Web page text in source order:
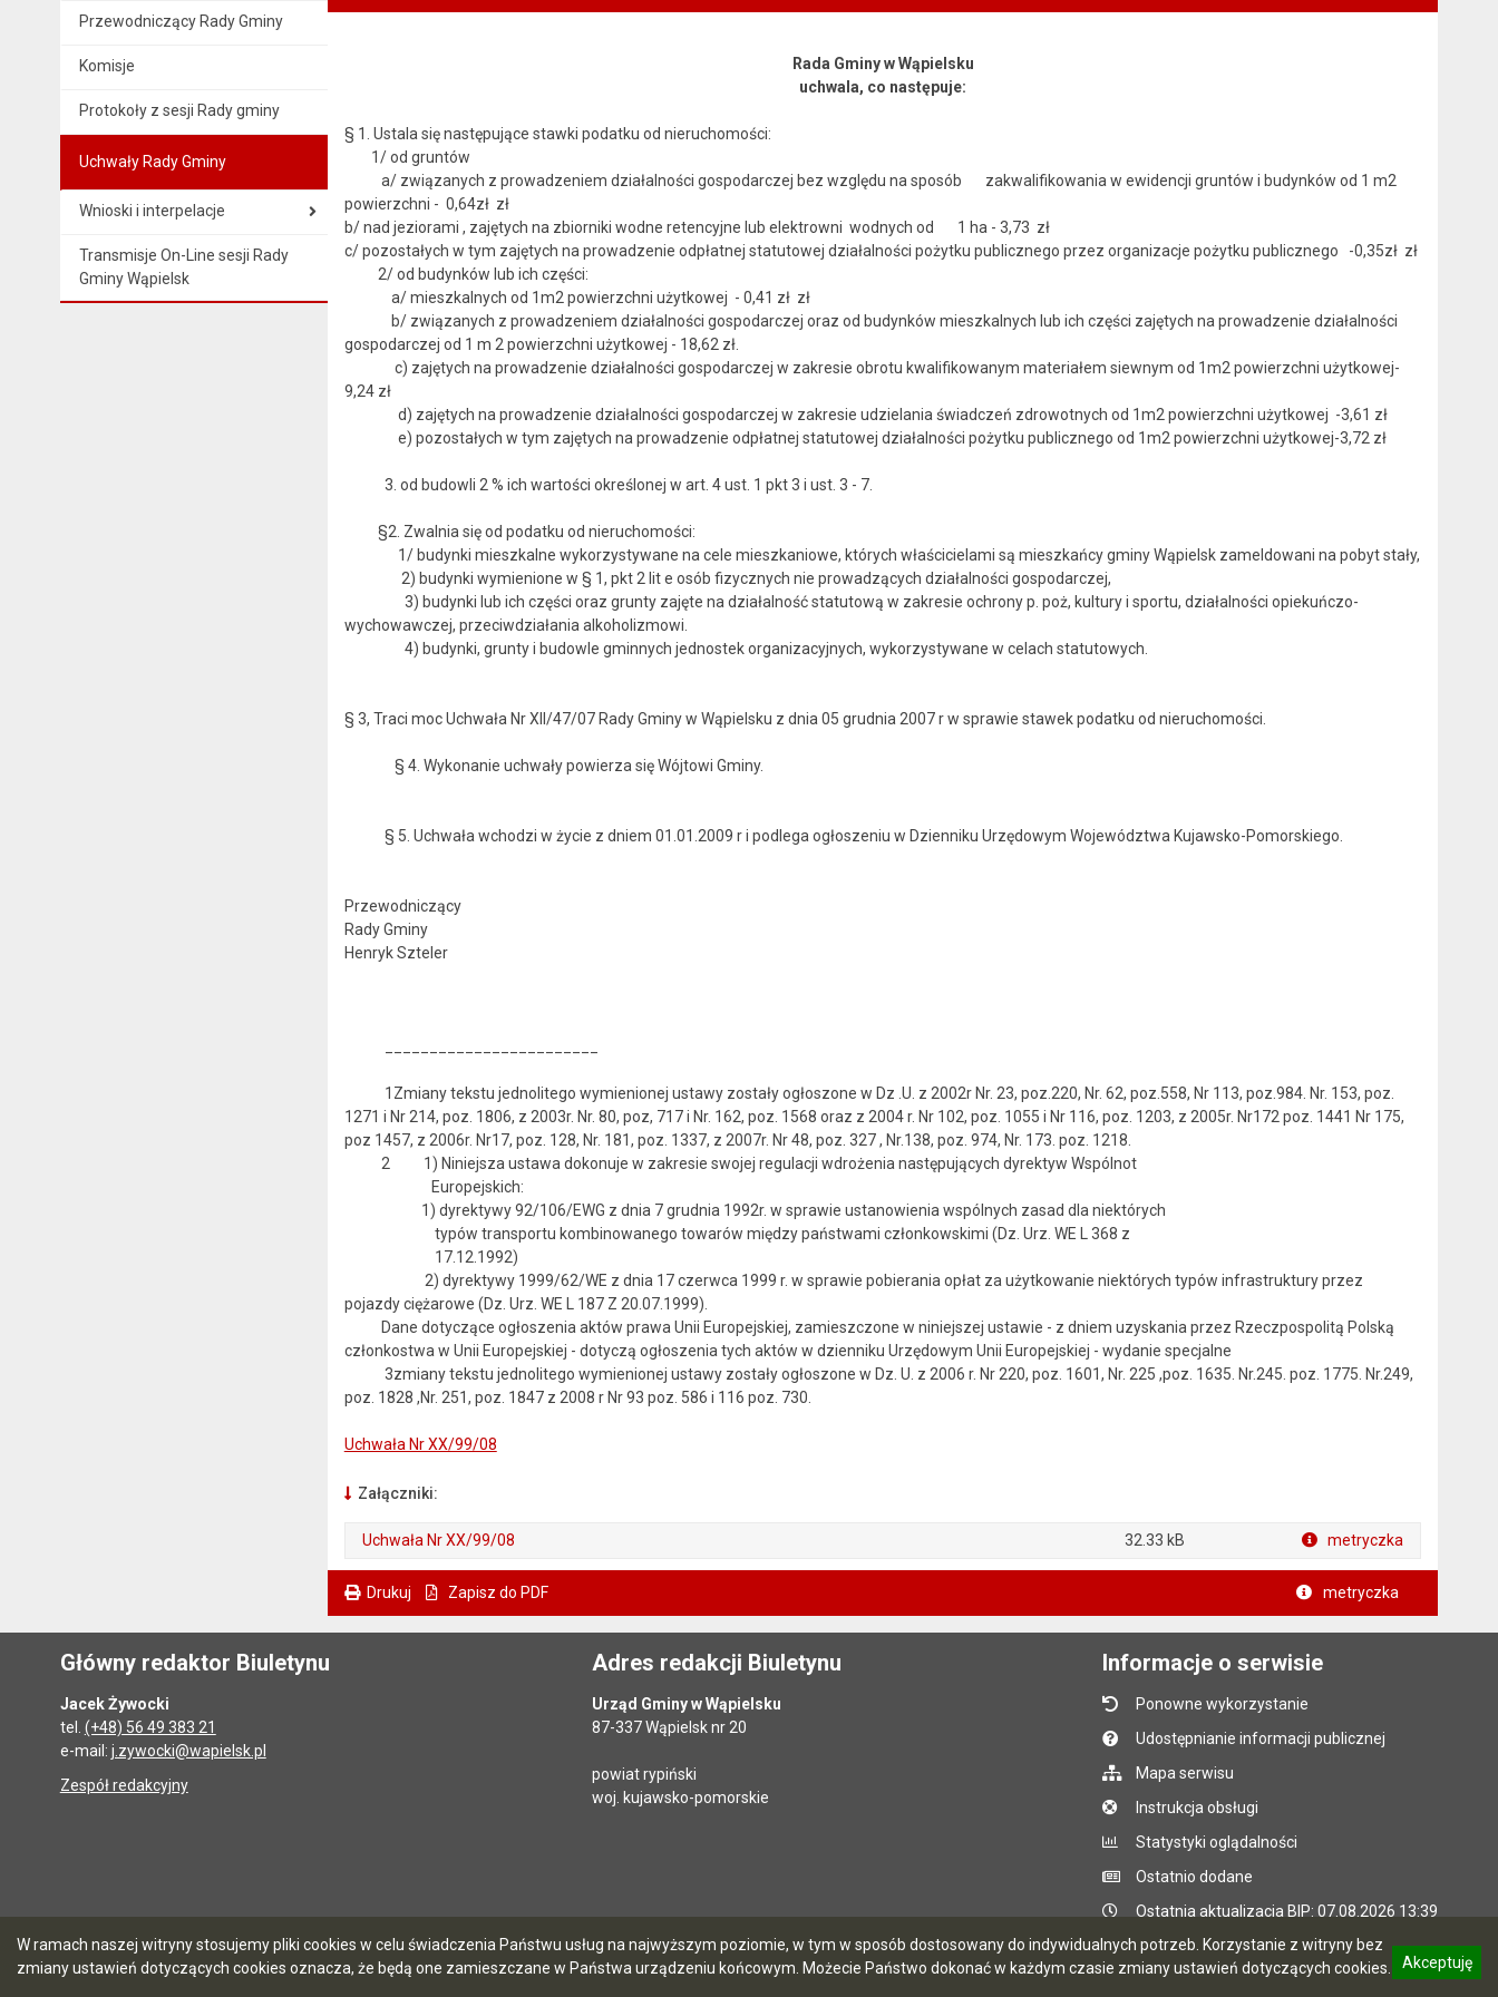
W ramach naszej witryny stosujemy pliki cookies w celu świadczenia Państwu usług na najwyższym poziomie, w tym w sposób dostosowany do indywidualnych potrzeb. Korzystanie z witryny bez
zmiany ustawień dotyczących cookies oznacza, że będą one zamieszczane w Państwa urządzeniu końcowym. Możecie Państwo dokonać w każdym czasie zmiany ustawień dotyczących cookies.
Akceptuję
Przewodniczący Rady Gminy
Komisje
Protokoły z sesji Rady gminy
Uchwały Rady Gminy
Wnioski i interpelacje
Transmisje On-Line sesji Rady
Gminy Wąpielsk
Rada Gminy w Wąpielsku
uchwala, co następuje:
§ 1. Ustala się następujące stawki podatku od nieruchomości:
1/ od gruntów
a/ związanych z prowadzeniem działalności gospodarczej bez względu na sposób zakwalifikowania w ewidencji gruntów i budynków od 1 m2
powierzchni - 0,64zł zł
b/ nad jeziorami , zajętych na zbiorniki wodne retencyjne lub elektrowni wodnych od 1 ha - 3,73 zł
c/ pozostałych w tym zajętych na prowadzenie odpłatnej statutowej działalności pożytku publicznego przez organizacje pożytku publicznego -0,35zł zł
2/ od budynków lub ich części:
a/ mieszkalnych od 1m2 powierzchni użytkowej - 0,41 zł zł
b/ związanych z prowadzeniem działalności gospodarczej oraz od budynków mieszkalnych lub ich części zajętych na prowadzenie działalności
gospodarczej od 1 m 2 powierzchni użytkowej - 18,62 zł.
c) zajętych na prowadzenie działalności gospodarczej w zakresie obrotu kwalifikowanym materiałem siewnym od 1m2 powierzchni użytkowej-
9,24 zł
d) zajętych na prowadzenie działalności gospodarczej w zakresie udzielania świadczeń zdrowotnych od 1m2 powierzchni użytkowej -3,61 zł
e) pozostałych w tym zajętych na prowadzenie odpłatnej statutowej działalności pożytku publicznego od 1m2 powierzchni użytkowej-3,72 zł
3. od budowli 2 % ich wartości określonej w art. 4 ust. 1 pkt 3 i ust. 3 - 7.
§2. Zwalnia się od podatku od nieruchomości:
1/ budynki mieszkalne wykorzystywane na cele mieszkaniowe, których właścicielami są mieszkańcy gminy Wąpielsk zameldowani na pobyt stały,
2) budynki wymienione w § 1, pkt 2 lit e osób fizycznych nie prowadzących działalności gospodarczej,
3) budynki lub ich części oraz grunty zajęte na działalność statutową w zakresie ochrony p. poż, kultury i sportu, działalności opiekuńczo-
wychowawczej, przeciwdziałania alkoholizmowi.
4) budynki, grunty i budowle gminnych jednostek organizacyjnych, wykorzystywane w celach statutowych.
§ 3, Traci moc Uchwała Nr XII/47/07 Rady Gminy w Wąpielsku z dnia 05 grudnia 2007 r w sprawie stawek podatku od nieruchomości.
§ 4. Wykonanie uchwały powierza się Wójtowi Gminy.
§ 5. Uchwała wchodzi w życie z dniem 01.01.2009 r i podlega ogłoszeniu w Dzienniku Urzędowym Województwa Kujawsko-Pomorskiego.
Przewodniczący
Rady Gminy
Henryk Szteler
1Zmiany tekstu jednolitego wymienionej ustawy zostały ogłoszone w Dz .U. z 2002r Nr. 23, poz.220, Nr. 62, poz.558, Nr 113, poz.984. Nr. 153, poz.
1271 i Nr 214, poz. 1806, z 2003r. Nr. 80, poz, 717 i Nr. 162, poz. 1568 oraz z 2004 r. Nr 102, poz. 1055 i Nr 116, poz. 1203, z 2005r. Nr172 poz. 1441 Nr 175,
poz 1457, z 2006r. Nr17, poz. 128, Nr. 181, poz. 1337, z 2007r. Nr 48, poz. 327 , Nr.138, poz. 974, Nr. 173. poz. 1218.
2 1) Niniejsza ustawa dokonuje w zakresie swojej regulacji wdrożenia następujących dyrektyw Wspólnot
Europejskich:
1) dyrektywy 92/106/EWG z dnia 7 grudnia 1992r. w sprawie ustanowienia wspólnych zasad dla niektórych
typów transportu kombinowanego towarów między państwami członkowskimi (Dz. Urz. WE L 368 z
17.12.1992)
2) dyrektywy 1999/62/WE z dnia 17 czerwca 1999 r. w sprawie pobierania opłat za użytkowanie niektórych typów infrastruktury przez
pojazdy ciężarowe (Dz. Urz. WE L 187 Z 20.07.1999).
Dane dotyczące ogłoszenia aktów prawa Unii Europejskiej, zamieszczone w niniejszej ustawie - z dniem uzyskania przez Rzeczpospolitą Polską
członkostwa w Unii Europejskiej - dotyczą ogłoszenia tych aktów w dzienniku Urzędowym Unii Europejskiej - wydanie specjalne
3zmiany tekstu jednolitego wymienionej ustawy zostały ogłoszone w Dz. U. z 2006 r. Nr 220, poz. 1601, Nr. 225 ,poz. 1635. Nr.245. poz. 1775. Nr.249,
poz. 1828 ,Nr. 251, poz. 1847 z 2008 r Nr 93 poz. 586 i 116 poz. 730.
Uchwała Nr XX/99/08
Załączniki:
Uchwała Nr XX/99/08 32.33 kB metryczka
Drukuj Zapisz do PDF metryczka
Główny redaktor Biuletynu
Jacek Żywocki
tel. (+48) 56 49 383 21
e-mail: j.zywocki@wapielsk.pl
Zespół redakcyjny
Adres redakcji Biuletynu
Urząd Gminy w Wąpielsku
87-337 Wąpielsk nr 20
powiat rypiński
woj. kujawsko-pomorskie
Informacje o serwisie
Ponowne wykorzystanie
Udostępnianie informacji publicznej
Mapa serwisu
Instrukcja obsługi
Statystyki oglądalności
Ostatnio dodane
Ostatnia aktualizacja BIP: 07.08.2026 13:39
5.7.0 [90] CMS i hosting: Logonet Sp. z o.o. w Bydgoszczy